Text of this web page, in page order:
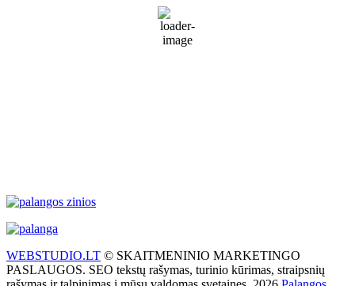
77 %
WEBSTUDIO.LT © SKAITMENINIO MARKETINGO
PASLAUGOS. SEO tekstų rašymas, turinio kūrimas, straipsnių